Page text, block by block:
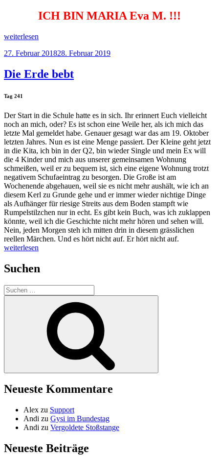
ICH BIN MARIA Eva M. !!!
„Gottes
Haken“
weiterlesen
Veröffentlicht
27. Februar 201828. Februar 2019
Die Erde bebt
Tag 241
Der Start in die Schule hatte es in sich. Ihr erinnert Euch vielleicht
noch an mich, oder? Es ist schon eine Weile her, als ich mich das
letzte Mal gemeldet habe. Genauer gesagt war das am 19. Oktober
letzten Jahres. Nun es ist eine Menge passiert. Der Kleine geht jetzt
in die Kita, ich bin in der Q2, bin wieder Single und mein Ex will
die 4 Kinder und mich aus unserer gemeinsamen Wohnung
schmeißen, weil er zu bequem ist, sich eine eigene Wohnung trotzt
negativem Schufaeintrag zu besorgen. Die Große ist am
Wochenende abgehauen, weil sie es nicht mehr aushält, wie ich an
diesem Kerl zu Grunde gehe und er immer wieder nichtige Dinge
als Aufhänger für riesige Streits aus dem Boden stampft wie
Rumpelstilzchen nur in echt. Es gibt kein Buch, was ich zuklappen
könnte, weil ich die Geschichte nicht mehr hören und sehen will.
Nein, jeden Morgen steh ich mitten drin in diesem grässlichen
reellen Märchen. Und es hört nicht auf. Er hört nicht auf.
weiterlesen
Suchen
Suche
nach:
Neueste Kommentare
Alex zu Support
Andi zu Gysi im Bundestag
Andi zu Vergoldete Stoßstange
Neueste Beiträge